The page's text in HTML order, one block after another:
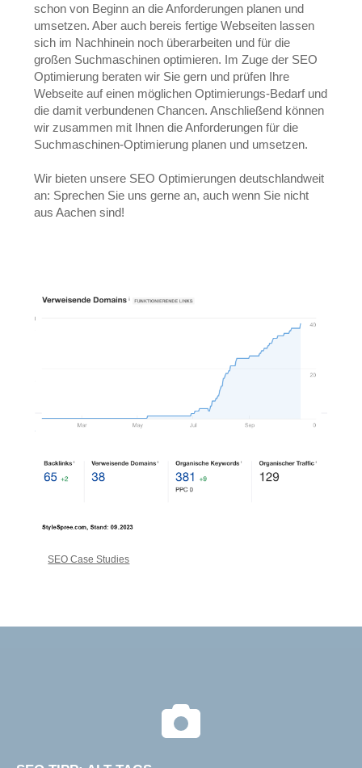
schon von Beginn an die Anforderungen planen und
umsetzen. Aber auch bereis fertige Webseiten lassen
sich im Nachhinein noch überarbeiten und für die
großen Suchmaschinen optimieren. Im Zuge der SEO
Optimierung beraten wir Sie gern und prüfen Ihre
Webseite auf einen möglichen Optimierungs-Bedarf und
die damit verbundenen Chancen. Anschließend können
wir zusammen mit Ihnen die Anforderungen für die
Suchmaschinen-Optimierung planen und umsetzen.
Wir bieten unsere SEO Optimierungen deutschlandweit
an: Sprechen Sie uns gerne an, auch wenn Sie nicht
aus Aachen sind!
SEO Case Studies